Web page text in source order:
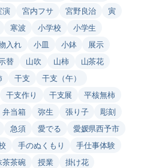
演 宮内フサ 宮野良治
寅
寒波 小学校
小学生
入れ 小皿 小鉢
展示
替 山吹 山柿
山茶花
干支
干支（午）
干支作り 干支展
平核無柿
弁当箱 弥生 張り子
彫刻
急須 愛でる
愛媛県西予市
手のぬくもり
手仕事体験
茶茶碗 授業
掛け花